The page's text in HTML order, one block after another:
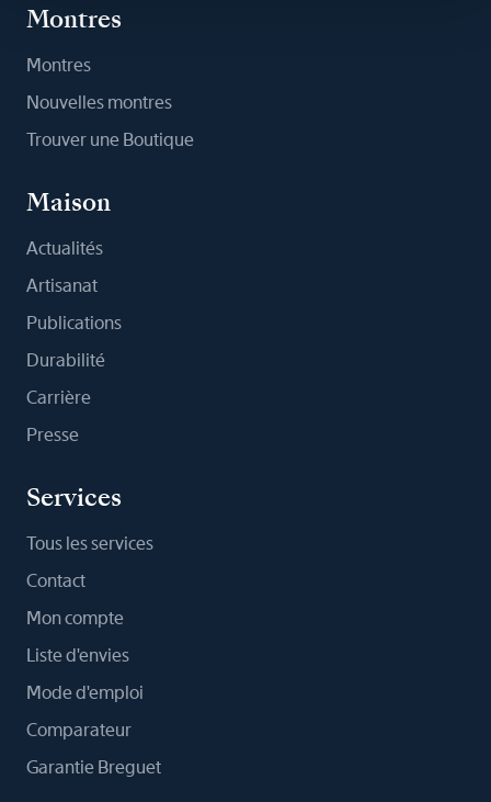
Montres
Montres
Nouvelles montres
Trouver une Boutique
Maison
Actualités
Artisanat
Publications
Durabilité
Carrière
Presse
Services
Tous les services
Contact
Mon compte
Liste d'envies
Mode d'emploi
Comparateur
Garantie Breguet